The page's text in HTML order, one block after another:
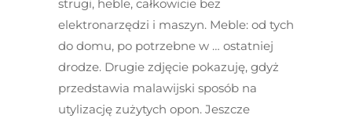
strugi, heble, całkowicie bez
elektronarzędzi i maszyn. Meble: od tych
do domu, po potrzebne w … ostatniej
drodze. Drugie zdjęcie pokazuję, gdyż
przedstawia malawijski sposób na
utylizację zużytych opon. Jeszcze